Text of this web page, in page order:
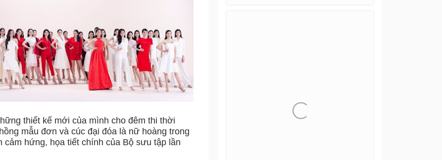
thiết kế mới của mình cho đêm thi thời
mẫu đơn và cúc đại đóa là nữ hoàng trong
cảm hứng, họa tiết chính của Bộ sưu tập lần